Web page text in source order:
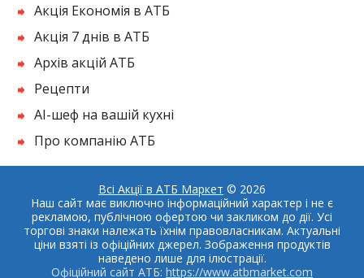
Акція Економія в АТБ
Акція 7 днів в АТБ
Архів акцій АТБ
Рецепти
AI-шеф на вашій кухні
Про компанію АТБ
Всі Акції в АТБ Маркет © 2026
Наш сайт має виключно інформаційний характер і не є
рекламою, публічною офертою чи закликом до дії. Усі
торгові знаки належать їхнім правовласникам. Актуальні
ціни взяті із офіційних джерел. Зображення продуктів
наведено лише для ілюстрації.
Офіційний сайт АТБ: https://www.atbmarket.com